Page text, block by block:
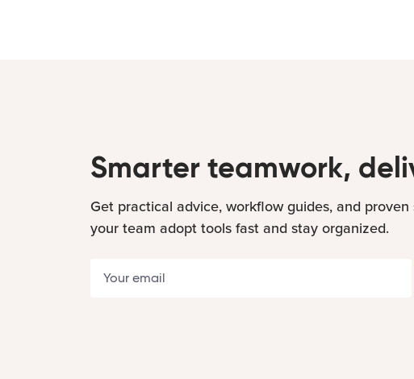
Smarter teamwork,
Get practical advice, workflow guides, and
your team adopt tools fast and stay organized.